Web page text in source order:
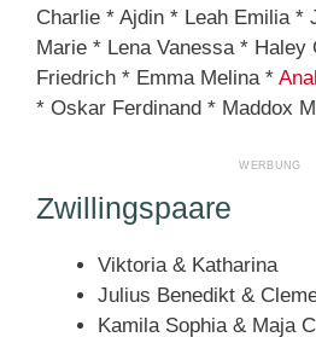
Charlie * Ajdin * Leah Emilia *
Marie * Lena Vanessa * Haley
Friedrich * Emma Melina *
* Oskar Ferdinand * Maddox
Zwillingspaare
Viktoria & Katharina
Julius Benedikt &
Kamila Sophia & Maja